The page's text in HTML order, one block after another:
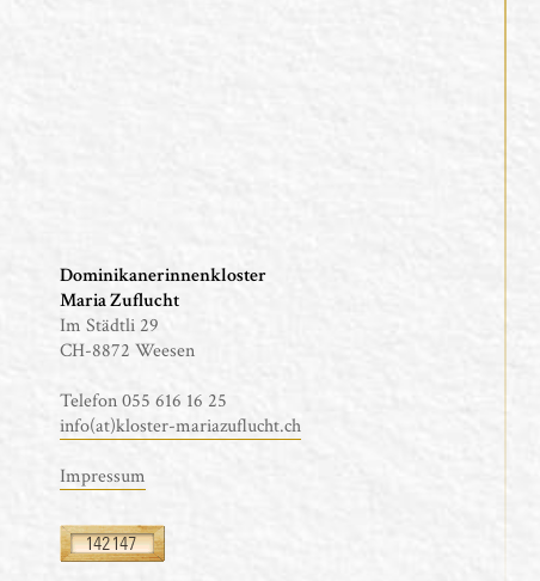
Dominikanerinnenkloster
Maria Zuflucht
Im Städtli 29
CH-8872 Weesen
Telefon 055 616 16 25
info(at)kloster-mariazuflucht.ch
Impressum